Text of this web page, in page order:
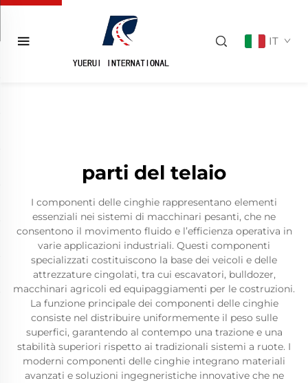
IT
parti del telaio
I componenti delle cinghie rappresentano elementi
essenziali nei sistemi di macchinari pesanti, che ne
consentono il movimento fluido e l’efficienza operativa in
varie applicazioni industriali. Questi componenti
specializzati costituiscono la base dei veicoli e delle
attrezzature cingolati, tra cui escavatori, bulldozer,
macchinari agricoli ed equipaggiamenti per le costruzioni.
La funzione principale dei componenti delle cinghie
consiste nel distribuire uniformemente il peso sulle
superfici, garantendo al contempo una trazione e una
stabilità superiori rispetto ai tradizionali sistemi a ruote. I
moderni componenti delle cinghie integrano materiali
avanzati e soluzioni ingegneristiche innovative che ne